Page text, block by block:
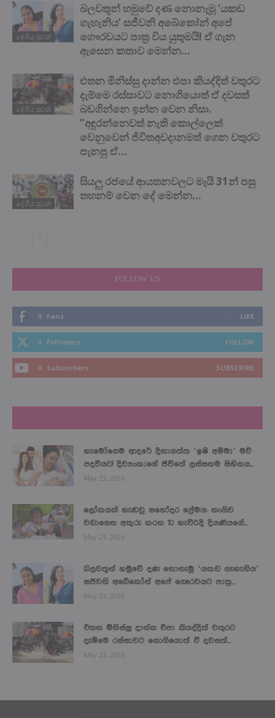
දේශිය පුවත්
බලවතූන් හමුවේ දණ නොනැමූ ‘යකඩ
ගැහැනිය’ සජීවනි අබේකෝන් අපේ
ගෞරවයට පාත්‍ර විය යුතුමයි! ඒ ගැන
ඇසෙන කතාව මෙන්න…
දේශිය පුවත්
එතන මිනිස්සු දාන්න එපා කියද්දිත් වතුරට
දැම්මෙ රස්සාවට නොගියොත් ඒ දවසත්
බඩගින්නෙ ඉන්න වෙන නිසා.
”අඳුරන්නෙවත් නැති කොල්ලෙක්
වෙනුවෙන් ජිවිතඅවදානමත් ගෙන වතුරට
පැනපු ඒ...
දේශිය පුවත්
සියලු රජයේ ආයතනවලට මැයි 31න් පසු
තහනම් වෙන දේ මෙන්න…
FOLLOW US
0 Fans LIKE
0 Followers FOLLOW
0 Subscribers SUBSCRIBE
හැමෝගෙම ආදරේ දිනාගත්ත ‘ඉෂි අම්මා’ මව්
පදවියට! දිව්‍යංකාගේ ජීවිතේ ලස්සනම සිහිනය...
May 23, 2026
ලෝකයක් හැඬවූ සහෝදර ප්‍රේමය: නංගිව
වඩාගෙන අකුරු කරන 10 හැවිරිදි දියණියගේ...
May 23, 2026
බලවතූන් හමුවේ දණ නොනැමූ ‘යකඩ ගැහැනිය’
සජීවනි අබේකෝන් අපේ ගෞරවයට පාත්‍ර...
May 23, 2026
එතන මිනිස්සු දාන්න එපා කියද්දිත් වතුරට
දැම්මෙ රස්සාවට නොගියොත් ඒ දවසත්...
May 23, 2026